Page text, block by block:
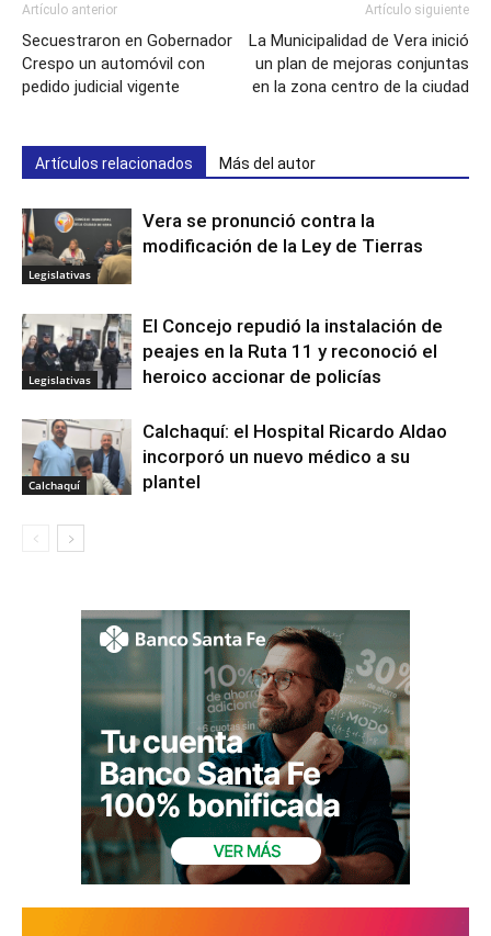
Artículo anterior
Secuestraron en Gobernador
Crespo un automóvil con
pedido judicial vigente
Artículo siguiente
La Municipalidad de Vera inició
un plan de mejoras conjuntas
en la zona centro de la ciudad
Artículos relacionados Más del autor
Legislativas
Vera se pronunció contra la
modificación de la Ley de Tierras
Legislativas
El Concejo repudió la instalación de
peajes en la Ruta 11 y reconoció el
heroico accionar de policías
Calchaquí
Calchaquí: el Hospital Ricardo Aldao
incorporó un nuevo médico a su
plantel